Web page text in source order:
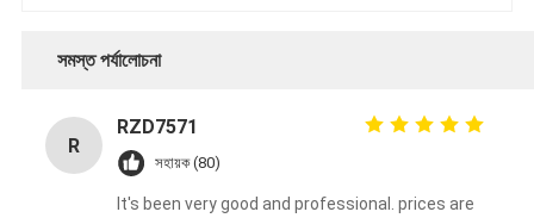
সমস্ত পর্যালোচনা
R
RZD7571
সহায়ক (80)
It's been very good and professional. prices are